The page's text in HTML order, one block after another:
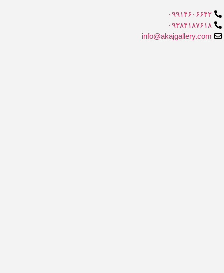
۰۹۹۱۴۶۰۶۶۴۲
۰۹۳۸۴۱۸۷۶۱۸
info@akajgallery.com